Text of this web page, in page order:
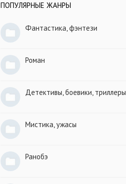
ПОПУЛЯРНЫЕ ЖАНРЫ
Фантастика, фэнтези
Роман
Детективы, боевики, триллеры
Мистика, ужасы
Ранобэ